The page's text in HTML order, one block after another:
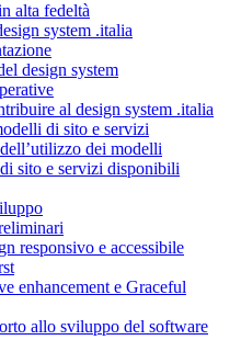
alta fedeltà
system .italia
design system
al design system .italia
di sito e servizi
dei modelli
sito e servizi disponibili
responsivo e accessibile
enhancement e Graceful
allo sviluppo del software